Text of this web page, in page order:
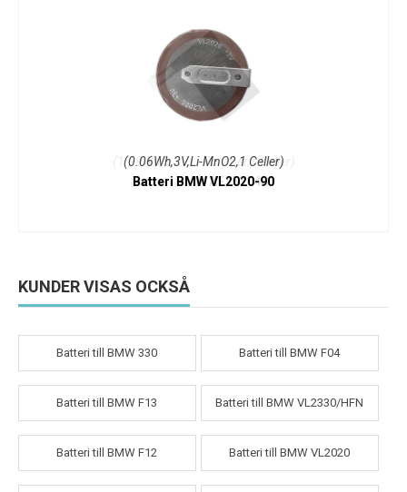
(0.06Wh,3V,Li-MnO2,1 Celler)
Batteri BMW VL2020-90
KUNDER VISAS OCKSÅ
Batteri till BMW 330 Batteri till BMW F04
Batteri till BMW F13 Batteri till BMW VL2330/HFN
Batteri till BMW F12 Batteri till BMW VL2020